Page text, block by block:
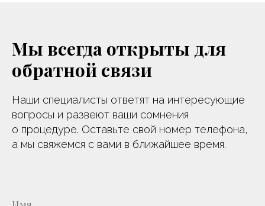
Мы всегда открыты для
обратной связи
Наши специалисты ответят на интересующие
вопросы и развеют ваши сомнения
о процедуре. Оставьте свой номер телефона,
а мы свяжемся с вами в ближайшее время.